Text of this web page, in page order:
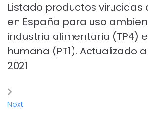
Listado productos virucidas
en España para uso
industria alimentaria (TP4)
humana (PT1). Actualizado
2021
Next